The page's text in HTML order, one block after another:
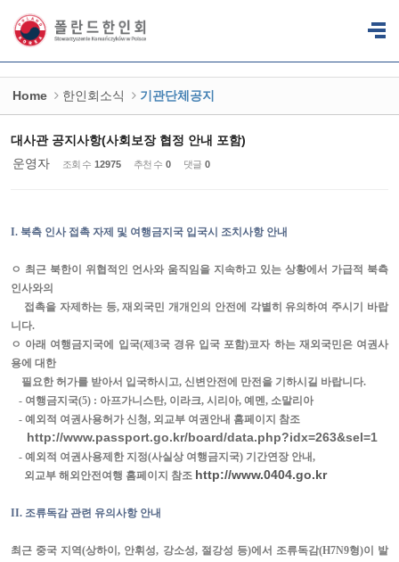
Home 한인회소식 기관단체공지
대사관 공지사항(사회보장 협정 안내 포함)
운영자
조회 수 12975 추천 수 0 댓글 0
I. 북측 인사 접촉 자제 및 여행금지국 입국시 조치사항 안내
ㅇ 최근 북한이 위협적인 언사와 움직임을 지속하고 있는 상황에서 가급적 북측
인사와의
접촉을 자제하는 등,재외국민 개개인의 안전에 각별히 유의하여 주시기 바랍
니다.
ㅇ 아래 여행금지국에 입국(제 3국 경유 입국 포함)코자 하는 재외국민은 여권사
용에 대한
필요한 허가를 받아서 입국하시고, 신변안전에 만전을 기하시길 바랍니다.
- 여행금지국(5) : 아프가니스탄, 이라크, 시리아, 예멘, 소말리아
- 예외적 여권사용허가 신청, 외교부 여권안내 홈페이지 참조
http://www.passport.go.kr/board/data.php?idx=263&sel=1
- 예외적 여권사용제한 지정(사실상 여행금지국) 기간연장 안내,
외교부 해외안전여행 홈페이지 참조 http://www.0404.go.kr
II. 조류독감 관련 유의사항 안내
최근 중국 지역(상하이, 안휘성, 강소성, 절강성 등)에서 조류독감(H7N9형)이 발